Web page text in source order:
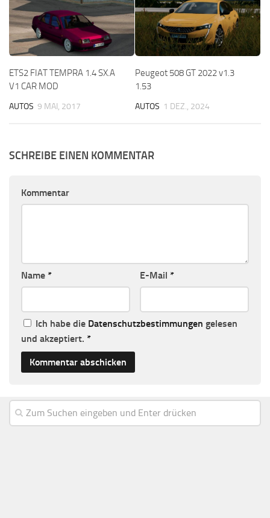
ETS2 FIAT TEMPRA 1.4 SX.A
V1 CAR MOD
AUTOS 9 MAI, 2017
Peugeot 508 GT 2022 v1.3
1.53
AUTOS 1 DEZ., 2024
SCHREIBE EINEN KOMMENTAR
Kommentar
Name * E-Mail *
Ich habe die Datenschutzbestimmungen gelesen
und akzeptiert. *